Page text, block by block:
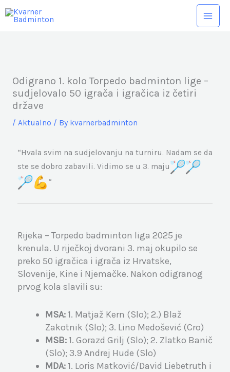
to
Odigrano 1. kolo Torpedo badminton lige –
sudjelovalo 50 igrača i igračica iz četiri
države
/ Aktualno / By kvarnerbadminton
“Hvala svim na sudjelovanju na turniru. Nadam se da
ste se dobro zabavili. Vidimo se u 3. maju
“
Rijeka – Torpedo badminton liga 2025 je
krenula. U riječkoj dvorani 3. maj okupilo se
preko 50 igračica i igrača iz Hrvatske,
Slovenije, Kine i Njemačke. Nakon odigranog
prvog kola slavili su:
MSA: 1. Matjaž Kern (Slo); 2.) Blaž
Zakotnik (Slo); 3. Lino Medošević (Cro)
MSB:1. Gorazd Grilj (Slo); 2. Zlatko Banič
(Slo); 3.9 Andrej Hude (Slo)
MDA:1. Loris Matković/David Liebetruth i